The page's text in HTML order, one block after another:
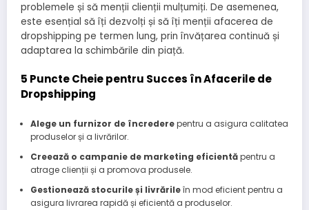
problemele și să menții clienții mulțumiți. De asemenea,
este esențial să îți dezvolți și să îți menții afacerea de
dropshipping pe termen lung, prin învățarea continuă și
adaptarea la schimbările din piață.
5 Puncte Cheie pentru Succes în Afacerile de
Dropshipping
Alege un furnizor de încrederepentru a asigura calitatea
produselor și a livrărilor.
Creează o campanie de marketing eficientăpentru a
atrage clienții și a promova produsele.
Gestionează stocurile și livrărileîn mod eficient pentru a
asigura livrarea rapidă și eficientă a produselor.